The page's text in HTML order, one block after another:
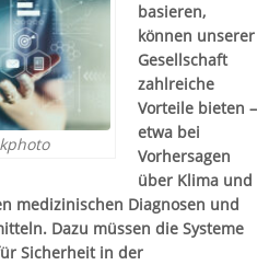
basieren,
können unserer
Gesellschaft
zahlreiche
Vorteile bieten –
etwa bei
Vorhersagen
über Klima und
medizinischen Diagnosen und
Dazu müssen die Systeme
Sicherheit in der